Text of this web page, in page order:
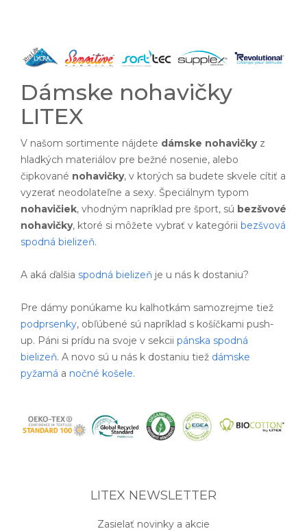
Dámske nohavičky
LITEX
V našom sortimente nájdete dámske nohavičkyz
hladkých materiálov pre bežné nosenie, alebo
čipkované nohavičky, v ktorých sa budete skvele cítiť a
vyzerať neodolateľne a sexy. Špeciálnym typom
nohavičiek, vhodným napríklad pre šport, sú bezšvové
nohavičky, ktoré si môžete vybrať v kategórii bezšvová
spodná bielizeň.
A aká ďalšia spodná bielizeň je u nás k dostaniu?
Pre dámy ponúkame ku kalhotkám samozrejme tiež
podprsenky, obľúbené sú napríklad s košíčkami push-
up. Páni si prídu na svoje v sekcii pánska spodná
bielizeň. A novo sú u nás k dostaniu tiež dámske
pyžamá a nočné košele.
LITEX NEWSLETTER
Zasielať novinky a akcie